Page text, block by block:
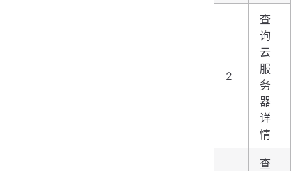
2
查
询
云
服
务
器
详
情
查